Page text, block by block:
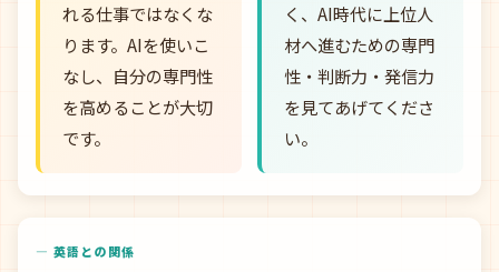
れる仕事ではなくな
ります。AIを使いこ
なし、自分の専門性
を高めることが大切
です。
く、AI時代に上位人
材へ進むための専門
性・判断力・発信力
を見てあげてくださ
い。
— 英語との関係